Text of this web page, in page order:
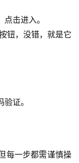
点击进入。
钮，没错，就是它
证。
每一步都需谨慎操